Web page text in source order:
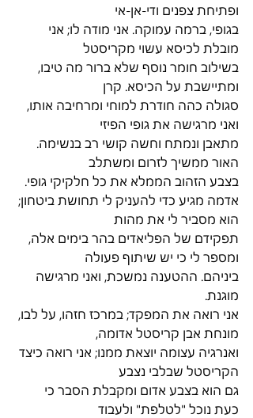
ופתיחת צפנים ודי-אן-אי
בגופי, ברמה עמוקה. אני מודה לו; אני
מובלת לכיסא עשוי מקריסטל
בשילוב חומר נוסף שלא ברור מה טיבו,
ומתיישבת על הכיסא. קרן
סגולה כהה חודרת למוחי ומרחיבה אותו,
ואני מרגישה את גופי הפיזי
מתאבן ונמתח וחשה קושי רב בנשימה.
האור ממשיך לזרום ומשתלב
בצבע הזהוב הממלא את כל חלקיקי גופי.
אדמה מגיע כדי להעניק לי תחושת ביטחון;
הוא מסביר לי את מהות
תפקידם של הפליאדים בהר בימים אלה,
ומספר לי כי יש שיתוף פעולה
ביניהם. ההטענה נמשכת, ואני מרגישה
מוגנת.
אני רואה את המפקד; במרכז חזהו, על לבו,
מונחת אבן קריסטל אדומה,
ואנרגיה עצומה יוצאת ממנו; אני רואה כיצד
הקריסטל שבלבי נצבע
גם הוא בצבע אדום ומקבלת הסבר כי
כעת נוכל "לטלפת" ולעבוד